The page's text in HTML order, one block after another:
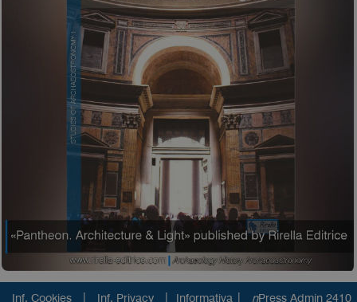
Inf. Cookies | Inf. Privacy | Informativa | nPress Admin 2410